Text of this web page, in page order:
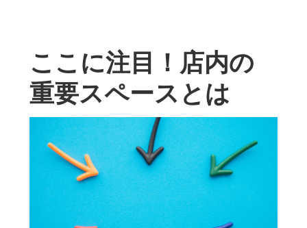
ここに注目！店内の
重要スペースとは